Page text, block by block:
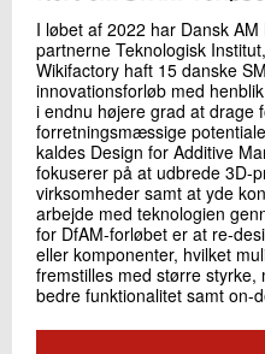
I løbet af 2022 har Dansk
partnerne Teknologisk
Wikifactory haft 15 danske
innovationsforløb med
i endnu højere grad at drage
forretningsmæssige
kaldes Design for Additive
fokuserer på at udbrede 3D-
virksomheder samt at yde
arbejde med teknologien
for DfAM-forløbet er at re-
eller komponenter, hvilket
fremstilles med større
bedre funktionalitet samt on-